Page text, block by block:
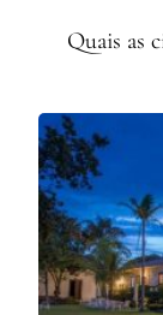
Quais as